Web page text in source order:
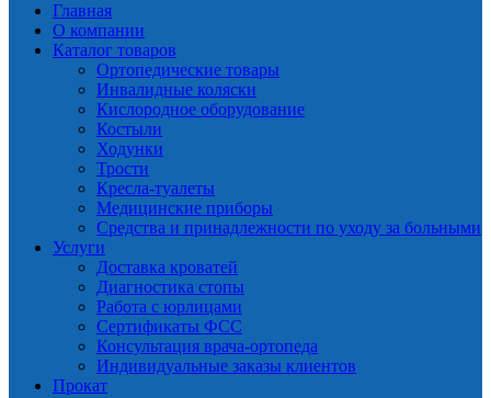
Главная
О компании
Каталог товаров
Ортопедические товары
Инвалидные коляски
Кислородное оборудование
Костыли
Ходунки
Трости
Кресла-туалеты
Медицинские приборы
Средства и принадлежности по уходу за больными
Услуги
Доставка кроватей
Диагностика стопы
Работа с юрлицами
Сертификаты ФСС
Консультация врача-ортопеда
Индивидуальные заказы клиентов
Прокат